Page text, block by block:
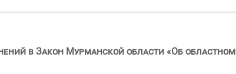
в Закон Мурманской области «Об областном